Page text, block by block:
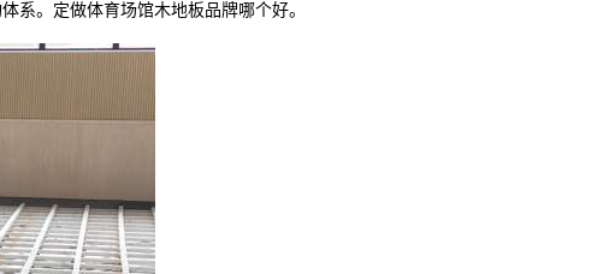
系。定做体育场馆木地板品牌哪个好。